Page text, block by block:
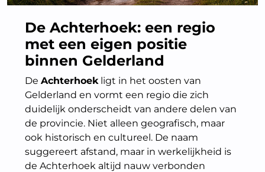
De Achterhoek: een regio
met een eigen positie
binnen Gelderland
De Achterhoek ligt in het oosten van
Gelderland en vormt een regio die zich
duidelijk onderscheidt van andere delen van
de provincie. Niet alleen geografisch, maar
ook historisch en cultureel. De naam
suggereert afstand, maar in werkelijkheid is
de Achterhoek altijd nauw verbonden